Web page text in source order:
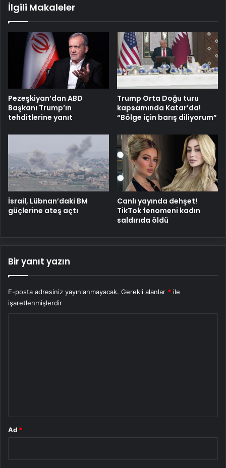
İlgili Makaleler
Pezeşkiyan’dan ABD
Başkanı Trump’ın
tehditlerine yanıt
Trump Orta Doğu turu
kapsamında Katar’da!
“Bölge için barış diliyorum”
İsrail, Lübnan’daki BM
güçlerine ateş açtı
Canlı yayında dehşet!
TikTok fenomeni kadın
saldırıda öldü
Bir yanıt yazın
E-posta adresiniz yayınlanmayacak. Gerekli alanlar * ile
işaretlenmişlerdir
Ad *